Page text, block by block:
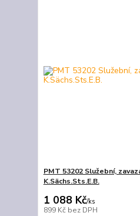
PMT 53202 Služební,
K.Sächs.Sts.E.B.
1 088 Kč/ks
899 Kč bez DPH